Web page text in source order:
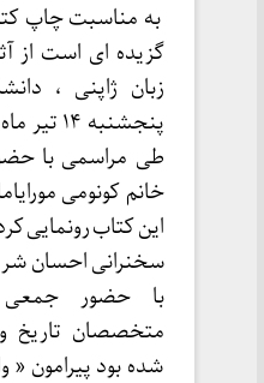
به مناسبت چاپ
گزیده ای است از
زبان ژاپنی ،
طی مراسمی با
خانم کونومی
این کتاب رونمایی
سخنرانی احسان
با حضور جمعی
متخصصان تاریخ
شده بود پیرامون